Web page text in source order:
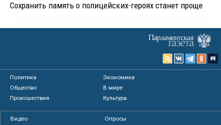
Сохранить память о полицейских-героях станет проще
Политика
Экономика
Общество
В мире
Происшествия
Культура
Видео
Опросы